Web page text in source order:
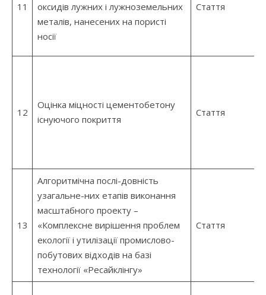
11
оксидів лужних і лужноземельних
металів, нанесених на пористі
носії
Стаття
12
Оцінка міцності цементобетону
існуючого покриття
Стаття
13
Алгоритмічна послі-довність
узагальне-них етапів виконання
масштабного проекту –
«Комплексне вирішення проблем
екології і утилізації промислово-
побутових відходів на базі
технології «Ресайклінгу»
Стаття